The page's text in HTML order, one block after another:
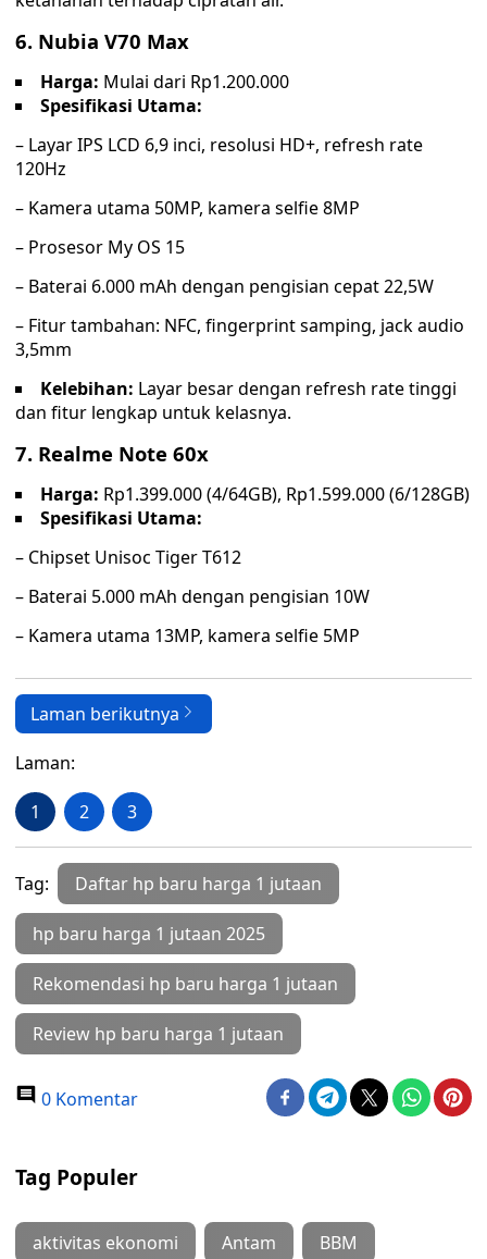
6. Nubia V70 Max
Harga: Mulai dari Rp1.200.000
Spesifikasi Utama:
– Layar IPS LCD 6,9 inci, resolusi HD+, refresh rate
120Hz
– Kamera utama 50MP, kamera selfie 8MP
– Prosesor My OS 15
– Baterai 6.000 mAh dengan pengisian cepat 22,5W
– Fitur tambahan: NFC, fingerprint samping, jack audio
3,5mm
Kelebihan: Layar besar dengan refresh rate tinggi
dan fitur lengkap untuk kelasnya.
7. Realme Note 60x
Harga: Rp1.399.000 (4/64GB), Rp1.599.000 (6/128GB)
Spesifikasi Utama:
– Chipset Unisoc Tiger T612
– Baterai 5.000 mAh dengan pengisian 10W
– Kamera utama 13MP, kamera selfie 5MP
Laman berikutnya
Laman:
1 2 3
Tag: Daftar hp baru harga 1 jutaan
hp baru harga 1 jutaan 2025
Rekomendasi hp baru harga 1 jutaan
Review hp baru harga 1 jutaan
0 Komentar
Tag Populer
aktivitas ekonomi Antam BBM